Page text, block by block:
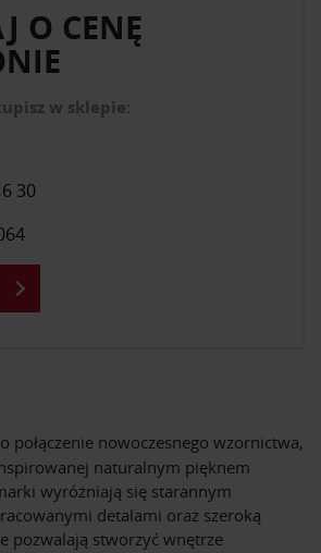
połączenie nowoczesnego wzornictwa,
naturalnym pięknem
wyróżniają się starannym
detalami oraz szeroką
pozwalają stworzyć wnętrze
O CENĘ
w sklepie:
30